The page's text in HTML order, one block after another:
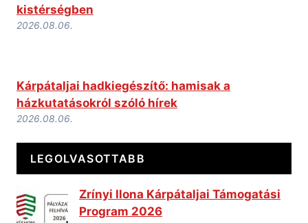
kistérségben
2026.08.06.
Kárpátaljai hadkiegészítő: hamisak a
házkutatásokról szóló hírek
2026.08.06.
LEGOLVASOTTABB
Zrínyi Ilona Kárpátaljai Támogatási
Program 2026